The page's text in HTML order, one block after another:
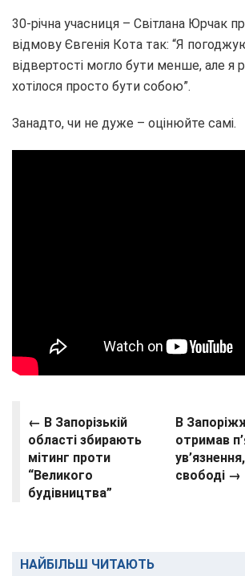
30-річна учасниця – Світлана Юрчак
відмову Євгенія Кота так: “Я
відвертості могло бути менше, але я
хотілося просто бути собою”.
Занадто, чи не дуже – оцінюйте самі.
← В Запорізькій
області збирають
мітинг проти
“Великого
будівництва”
В
отримав
свободі →
НАЙБІЛЬШ ЧИТАЮТЬ